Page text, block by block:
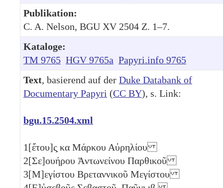
Publikation:
C. A. Nelson, BGU XV 2504 Z. 1–7.
Kataloge:
TM 9765 HGV 9765a Papyri.info 9765
Text, basierend auf der Duke Databank of
Documentary Papyri (CC BY), s. Link:
bgu.15.2504.xml
1[ἔτου]ς̣ κα Μάρκου Αὐρηλίου
2[Σε]ουήρου Ἀντωνείνου Παρθικοῦ
3[Μ]εγίστου Βρεταννικοῦ Μεγίστου